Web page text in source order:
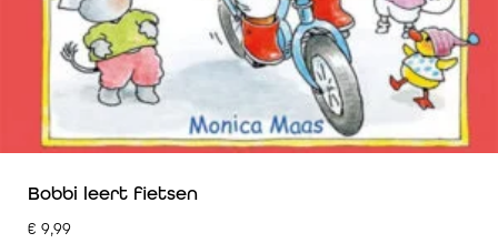
Bobbi leert fietsen
€ 9,99